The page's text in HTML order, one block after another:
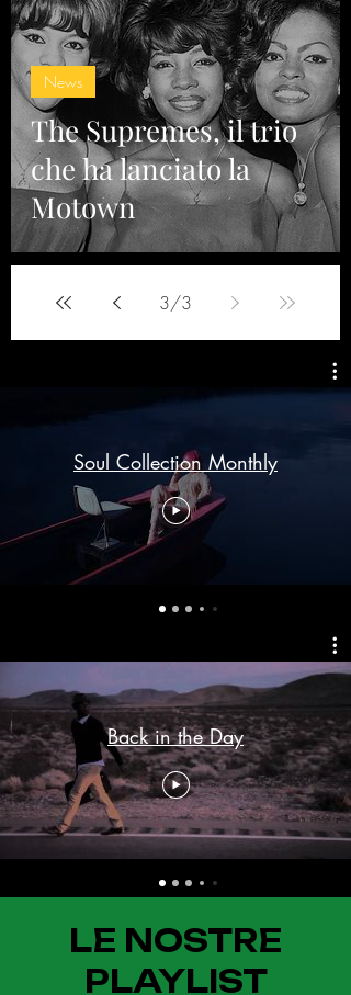
The Supremes, il trio
che ha lanciato la
Motown
News
3/3
Soul Collection Monthly
Back in the Day
LE NOSTRE
PLAYLIST